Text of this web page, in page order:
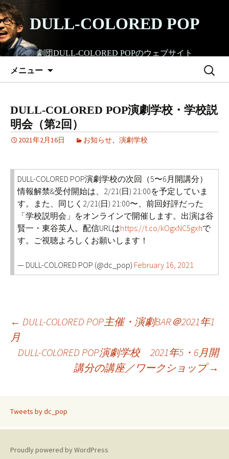
コ
ン
テ
ン
ツ
ス
DULL-COLORED POP
劇団DULL-COLORED POPのウェブサイト
メニュー
検
索:
DULL-COLORED POP演劇学校・学校説
明会（第2回）
2021年2月16日 お知らせ、 演劇学校
DULL-COLORED POP演劇学校の次回（5〜6月開講分）
情報解禁&受付開始は、2/21(日) 21:00を予定していま
す。また、同じく2/21(日) 21:00〜、前回好評だった
「学校説明会」をオンラインで開催します。出演は谷
賢一・東谷英人。配信URLはhttps://t.co/kOgxNC5gxhで
す。ご視聴よろしくお願いします！
— DULL-COLORED POP (@dc_pop) February 16, 2021
投
稿
ビ
ゲ
← DULL-COLORED POP主催・演劇BAR＠2021年1
月
DULL-COLORED POP演劇学校 2021年5・6月開
講分の講座／ワークショップ→
Tweets by dc_pop
Proudly powered by WordPress